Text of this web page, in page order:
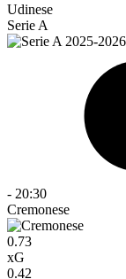
Udinese
Serie A
- 20:30
Cremonese
0.73
xG
0.42